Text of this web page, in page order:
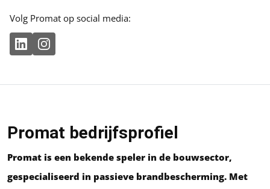
Volg Promat op social media:
Promat bedrijfsprofiel
Promat is een bekende speler in de bouwsector,
gespecialiseerd in passieve brandbescherming. Met